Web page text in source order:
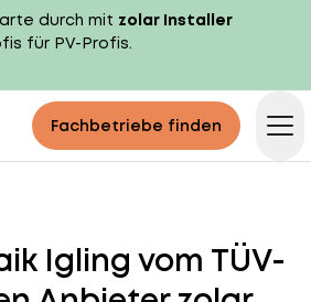
durch mit zolar Installer
für PV-Profis.
Fachbetriebe finden
Igling vom TÜV-